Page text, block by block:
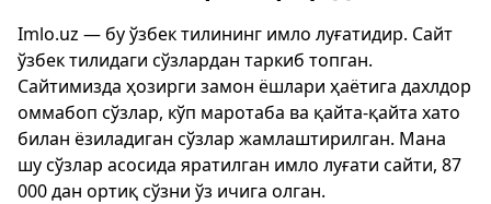
Imlo.uz — бу ўзбек тилининг имло луғатидир. Сайт
ўзбек тилидаги сўзлардан таркиб топган.
Сайтимизда ҳозирги замон ёшлари ҳаётига дахлдор
оммабоп сўзлар, кўп маротаба ва қайта-қайта хато
билан ёзиладиган сўзлар жамлаштирилган. Мана
шу сўзлар асосида яратилган имло луғати сайти, 87
000 дан ортиқ сўзни ўз ичига олган.